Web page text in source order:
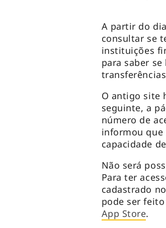
A partir do
consultar se
instituições
para saber
O antigo site
seguinte, a
número de
informou que
capacidade
Não será
Para ter
cadastrado
pode ser
App Store.